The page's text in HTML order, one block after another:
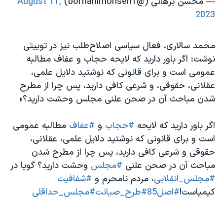
2023
محمد سالاری، فعال سیاسی اصلاح‌طلب نیز در توییتی
نوشت: اگر باور دارید که لایحه حجاب و عفاف مطالبه
عمومی است و برای قانونی که نوشتید دلایل علمی،
عقلانی، حقوقی، و شرعی کافی دارید، پس چرا از مطرح
شدن مباحث آن در صحن علنی مجلس وحشت دارید؟»
اگر باور دارید که لایحه #حجاب و #عفاف مطالبه عمومی
است و برای قانونی که نوشتید دلایل علمی، عقلانی،
حقوقی و شرعی کافی دارید، پس چرا از مطرح شدن
مباحث آن در صحن علنی #مجلس وحشت دارید؟ گویا در
#مجلس_انقلابی، مردم نامحرم و #شفافیت
کیمیاست!#اصل85 #طرح_صیانت#مجلس_حداقلی